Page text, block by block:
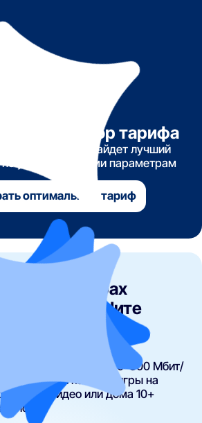
подбор тарифа
интеллект найдет лучший
указанным вами параметрам
оптимальный тариф
о тарифах
в Чите
100 Мбит/с?
задач хватает 100–300 Мбит/
если качаете игры на
с видео или дома 10+